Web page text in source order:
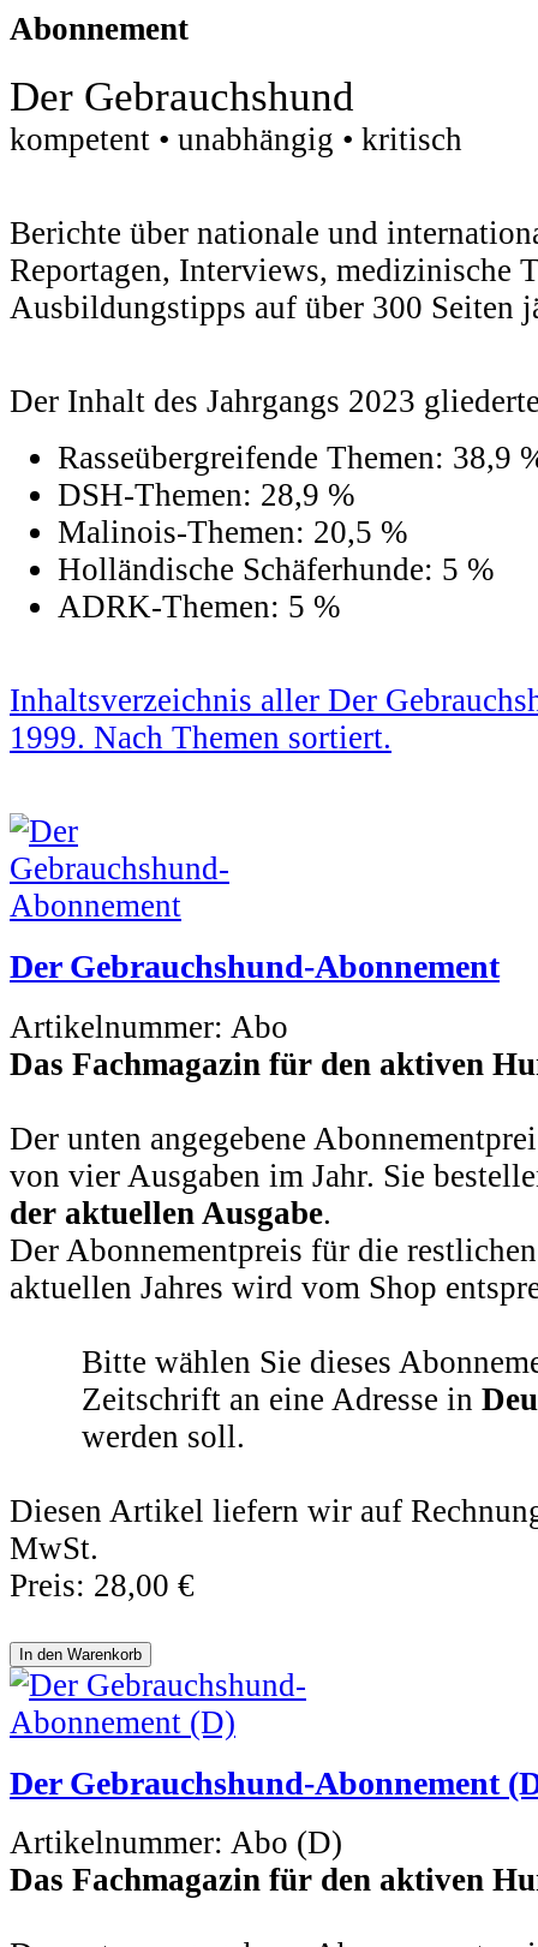
Abonnement
Der Gebrauchshund
kompetent • unabhängig • kritisch
Berichte über nationale und
Reportagen, Interviews, medizinische
Ausbildungstipps auf über 300 Seiten
Der Inhalt des Jahrgangs 2023
Rasseübergreifende Themen: 38,9
DSH-Themen: 28,9 %
Malinois-Themen: 20,5 %
Holländische Schäferhunde: 5 %
ADRK-Themen: 5 %
Inhaltsverzeichnis aller Der
1999. Nach Themen sortiert.
Der Gebrauchshund-Abonnement
Artikelnummer: Abo
Das Fachmagazin für den aktiven
Der unten angegebene
von vier Ausgaben im Jahr. Sie
der aktuellen Ausgabe.
Der Abonnementpreis für die
aktuellen Jahres wird vom Shop
Bitte wählen Sie dieses
Zeitschrift an eine Adresse in
werden soll.
Diesen Artikel liefern wir auf
MwSt.
Preis: 28,00 €
Der Gebrauchshund-Abonnement
Artikelnummer: Abo (D)
Das Fachmagazin für den aktiven